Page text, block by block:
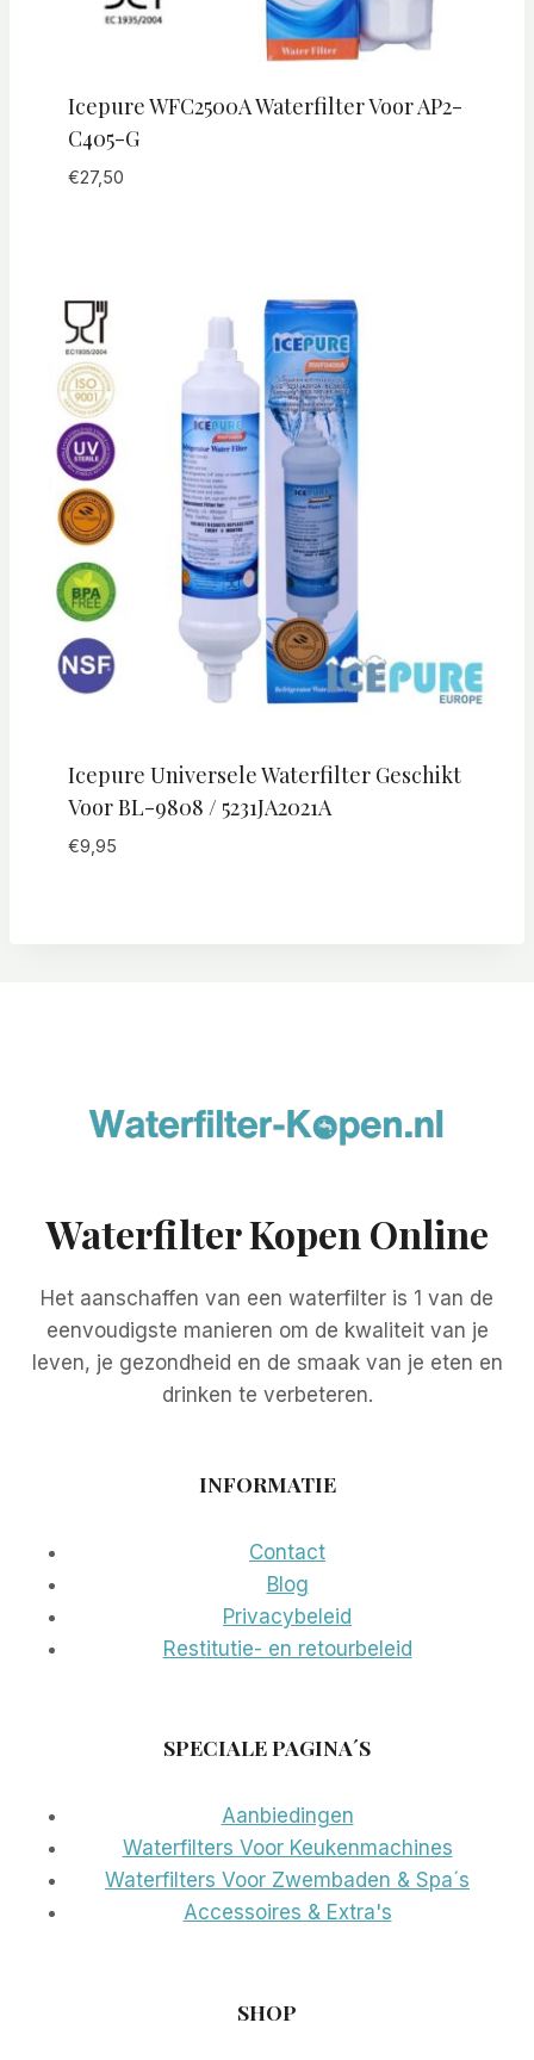
Icepure WFC2500A Waterfilter Voor AP2-
C405-G
€27,50
Icepure Universele Waterfilter Geschikt
Voor BL-9808 / 5231JA2021A
€9,95
Waterfilter Kopen Online
Het aanschaffen van een waterfilter is 1 van de
eenvoudigste manieren om de kwaliteit van je
leven, je gezondheid en de smaak van je eten en
drinken te verbeteren.
INFORMATIE
Contact
Blog
Privacybeleid
Restitutie- en retourbeleid
SPECIALE PAGINA´S
Aanbiedingen
Waterfilters Voor Keukenmachines
Waterfilters Voor Zwembaden & Spa´s
Accessoires & Extra's
SHOP